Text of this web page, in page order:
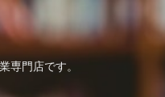
専門店です。